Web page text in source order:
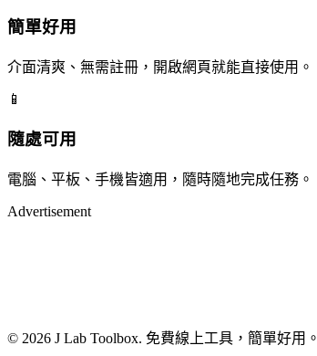
簡單好用
介面清爽、無需註冊，開啟網頁就能直接使用。
📱
隨處可用
電腦、平板、手機皆適用，隨時隨地完成任務。
Advertisement
© 2026 J Lab Toolbox. 免費線上工具，簡單好用。